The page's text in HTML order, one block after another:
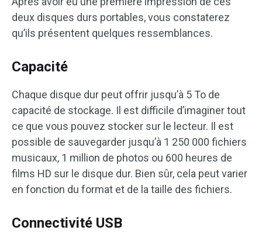
deux disques durs portables, vous constaterez
qu’ils présentent quelques ressemblances.
Capacité
Chaque disque dur peut offrir jusqu’à 5 To de
capacité de stockage. Il est difficile d’imaginer tout
ce que vous pouvez stocker sur le lecteur. Il est
possible de sauvegarder jusqu’à 1 250 000 fichiers
musicaux, 1 million de photos ou 600 heures de
films HD sur le disque dur. Bien sûr, cela peut varier
en fonction du format et de la taille des fichiers.
Connectivité USB